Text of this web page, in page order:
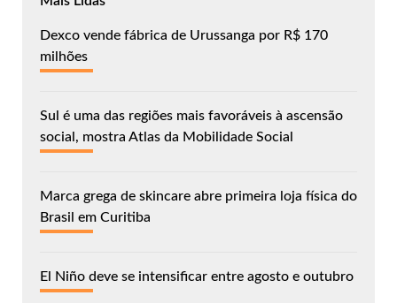
Dexco vende fábrica de Urussanga por R$ 170
milhões
Sul é uma das regiões mais favoráveis à ascensão
social, mostra Atlas da Mobilidade Social
Marca grega de skincare abre primeira loja física do
Brasil em Curitiba
El Niño deve se intensificar entre agosto e outubro